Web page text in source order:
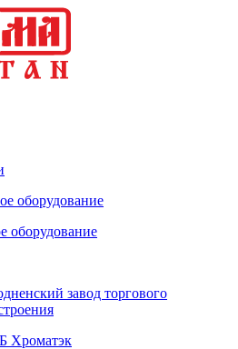
оборудование
оборудование
завод торгового
Хроматэк